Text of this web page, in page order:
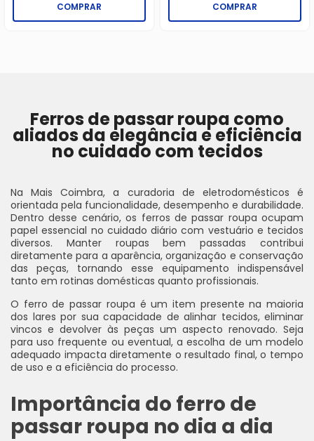
COMPRAR COMPRAR
Ferros de passar roupa como
aliados da elegância e eficiência
no cuidado com tecidos
Na Mais Coimbra, a curadoria de eletrodomésticos é
orientada pela funcionalidade, desempenho e durabilidade.
Dentro desse cenário, os ferros de passar roupa ocupam
papel essencial no cuidado diário com vestuário e tecidos
diversos. Manter roupas bem passadas contribui
diretamente para a aparência, organização e conservação
das peças, tornando esse equipamento indispensável
tanto em rotinas domésticas quanto profissionais.
O ferro de passar roupa é um item presente na maioria
dos lares por sua capacidade de alinhar tecidos, eliminar
vincos e devolver às peças um aspecto renovado. Seja
para uso frequente ou eventual, a escolha de um modelo
adequado impacta diretamente o resultado final, o tempo
de uso e a eficiência do processo.
Importância do ferro de
passar roupa no dia a dia